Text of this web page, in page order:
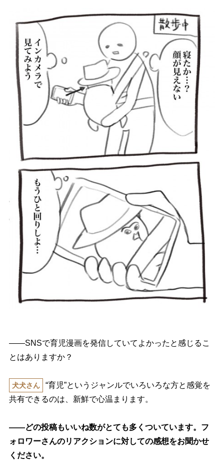
――SNSで育児漫画を発信していてよかったと感じるこ
とはありますか？
犬犬さん
“育児”というジャンルでいろいろな方と感覚を
共有できるのは、新鮮で心温まります。
――どの投稿もいいね数がとても多くついています。フ
ォロワーさんのリアクションに対しての感想をお聞かせ
ください。